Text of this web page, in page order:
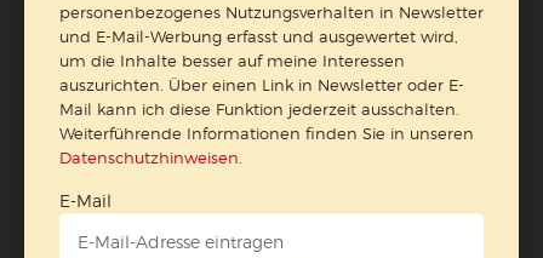
personenbezogenes Nutzungsverhalten in Newsletter
und E-Mail-Werbung erfasst und ausgewertet wird,
um die Inhalte besser auf meine Interessen
auszurichten. Über einen Link in Newsletter oder E-
Mail kann ich diese Funktion jederzeit ausschalten.
Weiterführende Informationen finden Sie in unseren
Datenschutzhinweisen
E-Mail